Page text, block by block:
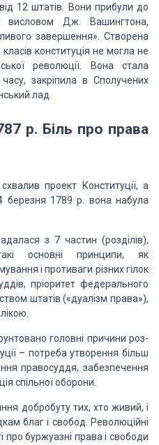
12 штатів. Вони прибули до
Дж. Вашингтона,
завершення». Створена
конституція не могла не
революції. Вона стала
закріпила в Сполучених
лад.
р. Біль про права
проект Конституції, а
березня 1789 р. вона набула
з 7 частин (розділів),
основні принципи, як
і противаги різних гілок
пріоритет федерального
штатів («дуалізм права»),
головні причини роз­
– потреба утворення більш
правосуддя, забезпечення
спільної оборони.
добробуту тих, хто живий, і
благ і свобод. Революційні
про буржуазні права і свободи